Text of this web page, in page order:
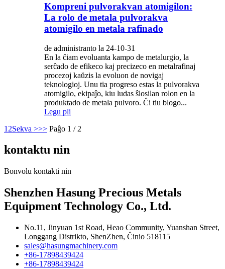
Kompreni pulvorakvan atomigilon:
La rolo de metala pulvorakva
atomigilo en metala rafinado
de administranto la 24-10-31
En la ĉiam evoluanta kampo de metalurgio, la
serĉado de efikeco kaj precizeco en metalrafinaj
procezoj kaŭzis la evoluon de novigaj
teknologioj. Unu tia progreso estas la pulvorakva
atomigilo, ekipaĵo, kiu ludas ŝlosilan rolon en la
produktado de metala pulvoro. Ĉi tiu blogo...
Legu pli
1 2Sekva >>> Paĝo 1 / 2
kontaktu nin
Bonvolu kontakti nin
Shenzhen Hasung Precious Metals
Equipment Technology Co., Ltd.
No.11, Jinyuan 1st Road, Heao Community, Yuanshan Street,
Longgang Distrikto, ShenZhen, Ĉinio 518115
sales@hasungmachinery.com
+86-17898439424
+86-17898439424